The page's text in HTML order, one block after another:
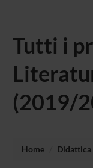
Tutti i
(2019/
Home Didattica